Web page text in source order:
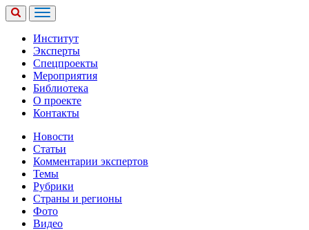
Институт
Эксперты
Спецпроекты
Мероприятия
Библиотека
О проекте
Контакты
Новости
Статьи
Комментарии экспертов
Темы
Рубрики
Страны и регионы
Фото
Видео